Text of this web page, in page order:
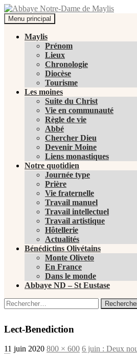
Abbaye Notre-
Recherche
Menu principal
au
Maylis
Prénom
Lieux
Chronologie
Diocèse
Tourisme
Les moines
Suite du Christ
Vie en communauté
Règle de vie
Abbé
Chercher Dieu
Devenir Moine
Liens monastiques
Notre quotidien
Journée type
Prière
Vie fraternelle
Travail manuel
Travail intellectuel
Travail artistique
Hôtellerie
Actualités
Bénédictins Olivétains
Monte Oliveto
En France
Dans le monde
Abbaye ND – St Eustase
Rechercher :
Lect-Benediction
11 juin 2020 800 × 600 6 juin : Deux